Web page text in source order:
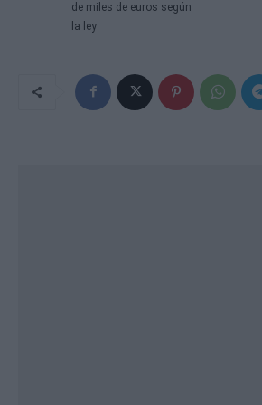
de miles de euros según
la ley